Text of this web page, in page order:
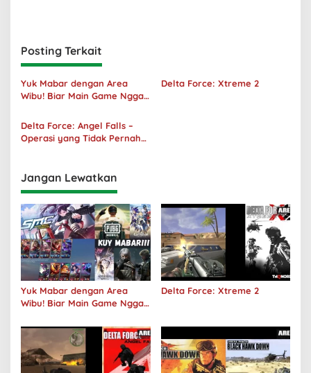
Posting Terkait
Yuk Mabar dengan Area
Wibu! Biar Main Game Nggak
Delta Force: Xtreme 2
Delta Force: Angel Falls –
Operasi yang Tidak Pernah
Jangan Lewatkan
Yuk Mabar dengan Area
Wibu! Biar Main Game Nggak
Delta Force: Xtreme 2